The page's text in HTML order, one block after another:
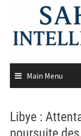
content
Main Menu
Libye :
poursuite